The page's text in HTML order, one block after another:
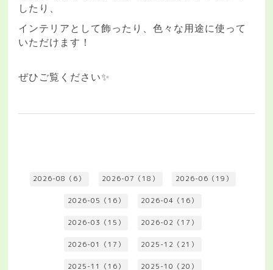
したり、
インテリアとして飾ったり、色々な用途に使って
いただけます！
ぜひご覧ください✨
2026-08（6） 2026-07（18） 2026-06（19）
2026-05（16） 2026-04（16）
2026-03（15） 2026-02（17）
2026-01（17） 2025-12（21）
2025-11（16） 2025-10（20）